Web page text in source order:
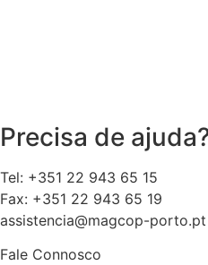
Precisa de
Tel: +351 22 943 65 15
Fax: +351 22 943 65 19
assistencia@magcop-porto.pt
Fale Connosco